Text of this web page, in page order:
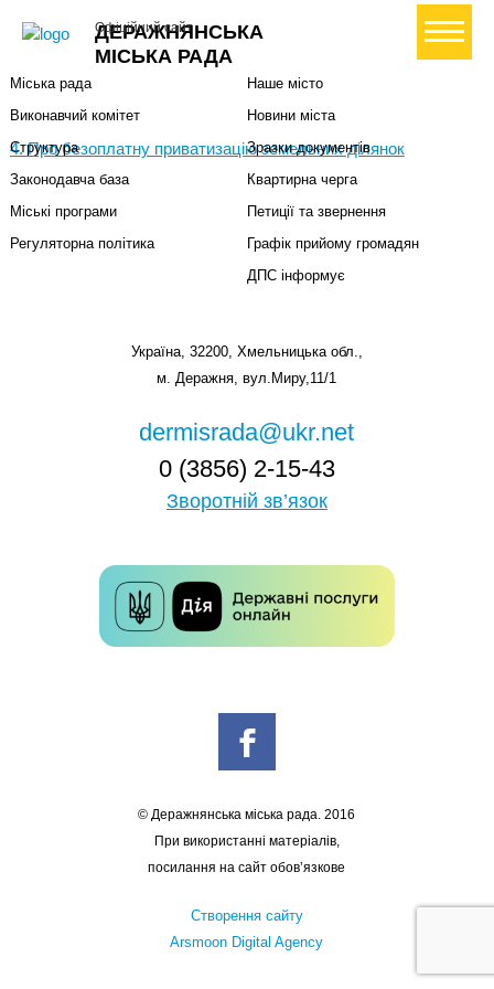
ДЕРАЖНЯНСЬКА
МІСЬКА РАДА
Офіційний сайт+ Створити петицію
4. Про безоплатну приватизацію земельних ділянок
Міський голова
Міська рада
Виконавчий комітет
Структура
Законодавча база
Міські програми
Регуляторна політика
Наше місто
Новини міста
Зразки документів
Квартирна черга
Петиції та звернення
Графік прийому громадян
ДПС інформує
Україна, 32200, Хмельницька обл.,
м. Деражня, вул.Миру,11/1
dermisrada@ukr.net
0 (3856) 2-15-43
Зворотній зв’язок
© Деражнянська міська рада. 2016
При використанні матеріалів,
посилання на сайт обов’язкове
Створення сайту
Arsmoon Digital Agency